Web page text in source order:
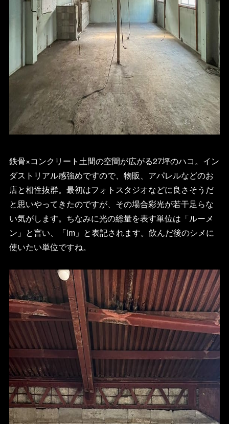
HOME
FOR SALE
鉄骨×コンクリート土間の空間が広がる27坪のハコ。イン
ダストリアル感強めですので、物販、アパレルなどのお
店と相性抜群。最初はフォトスタジオなどに良さそうだ
と思いやってきたのですが、その場合彩光が若干足らな
い気がします。ちなみに光の総量を表す単位は「ルーメ
ン」と言い、「lm」と表記されます。飲んだ後のシメに
使いたい単位ですね。